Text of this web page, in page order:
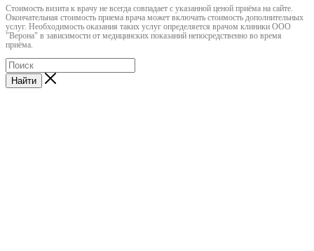
Cтоимость визита к врачу не всегда совпадает с указанной ценой приёма на сайте.
Окончательная стоимость приема врача может включать стоимость дополнительных
услуг. Необходимость оказания таких услуг определяется врачом клиники ООО
"Верона" в зависимости от медицинских показаний непосредственно во время
приёма.
Найти